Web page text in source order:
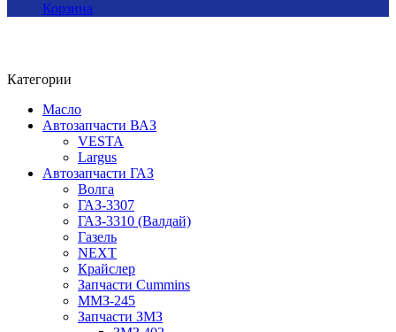
Корзина
Категории
Масло
Автозапчасти ВАЗ
VESTA
Largus
Автозапчасти ГАЗ
Волга
ГАЗ-3307
ГАЗ-3310 (Валдай)
Газель
NEXT
Крайслер
Запчасти Cummins
ММЗ-245
Запчасти ЗМЗ